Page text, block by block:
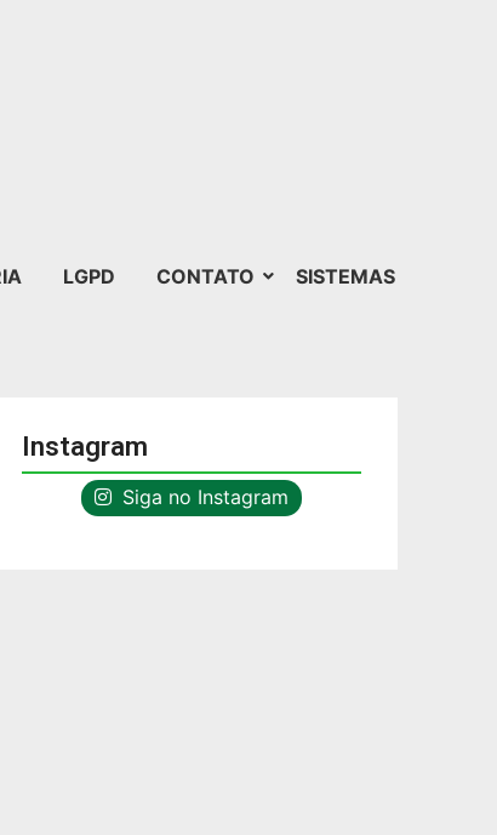
LGPD CONTATO SISTEMAS
Instagram
Siga no Instagram